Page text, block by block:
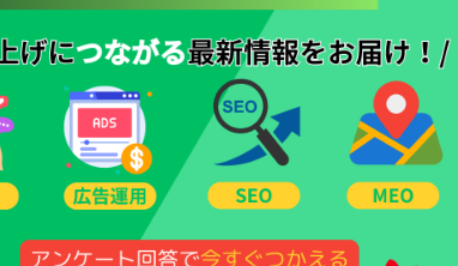
不安を抱えている方
特性がイマイチ理解できていない方